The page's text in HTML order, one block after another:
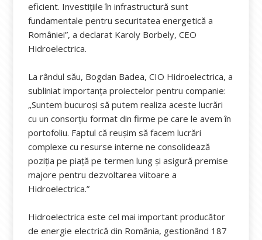
eficient. Investițiile în infrastructură sunt
fundamentale pentru securitatea energetică a
României”, a declarat Karoly Borbely, CEO
Hidroelectrica.
La rândul său, Bogdan Badea, CIO Hidroelectrica, a
subliniat importanța proiectelor pentru companie:
„Suntem bucuroși să putem realiza aceste lucrări
cu un consorțiu format din firme pe care le avem în
portofoliu. Faptul că reușim să facem lucrări
complexe cu resurse interne ne consolidează
poziția pe piață pe termen lung și asigură premise
majore pentru dezvoltarea viitoare a
Hidroelectrica.”
Hidroelectrica este cel mai important producător
de energie electrică din România, gestionând 187